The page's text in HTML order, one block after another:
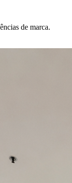
de marca.